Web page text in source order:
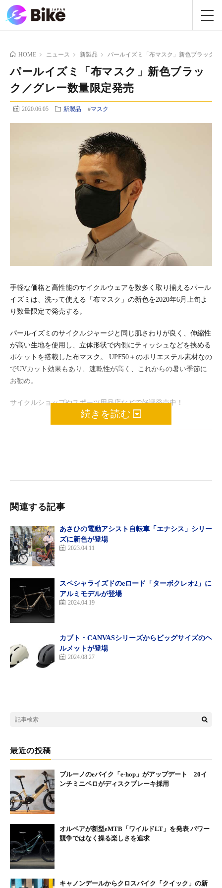
HOME ニュース 新製品 パールイズミ「布マスク」新色ブラック
パールイズミ「布マスク」新色ブラッ
ク／グレー数量限定発売
2020.06.05 新製品 #マスク
手軽な価格と高性能のサイクルウェアを数多く取り揃えるパール
イズミは、洗って使える「布マスク」の新色を2020年6月上旬よ
り数量限定で発売する。
パールイズミのサイクルジャージと同じ肌さわりが良く、伸縮性
が高い生地を使用し、立体形状で内側にティッシュなどを挟める
ポケットを搭載した布マスク。 UPF50＋のポリエステル素材なの
でUVカット効果もあり、速乾性が高く、これからの暑い季節に
お勧め。
サイクルショップやスポーツ用品店などで好評発売中！
ブラック
グレー
【品番/商品名】MSK-01 / 布マスク
※このマスクは医療用途ではありません。
続きを読む
関連する記事
あさひの電動アシスト自転車「エナシス」シリー
ズに新色が登場
2023.04.11
スペシャライズドのeロード「ターボクレオ2」に
アルミモデルが登場
2024.04.19
カブト・CANVASシリーズからビッグサイズのヘ
ルメットが登場
2024.08.27
最近の投稿
ブルーノのeバイク「e-hop」がアップデート 20イ
ンチミニベロがディスクブレーキ採用
オルベアが新型eMTB「ワイルドLT」を発表 パワー
競争ではなく操る楽しさを追求
キャノンデールからクロスバイク「クイック」の新